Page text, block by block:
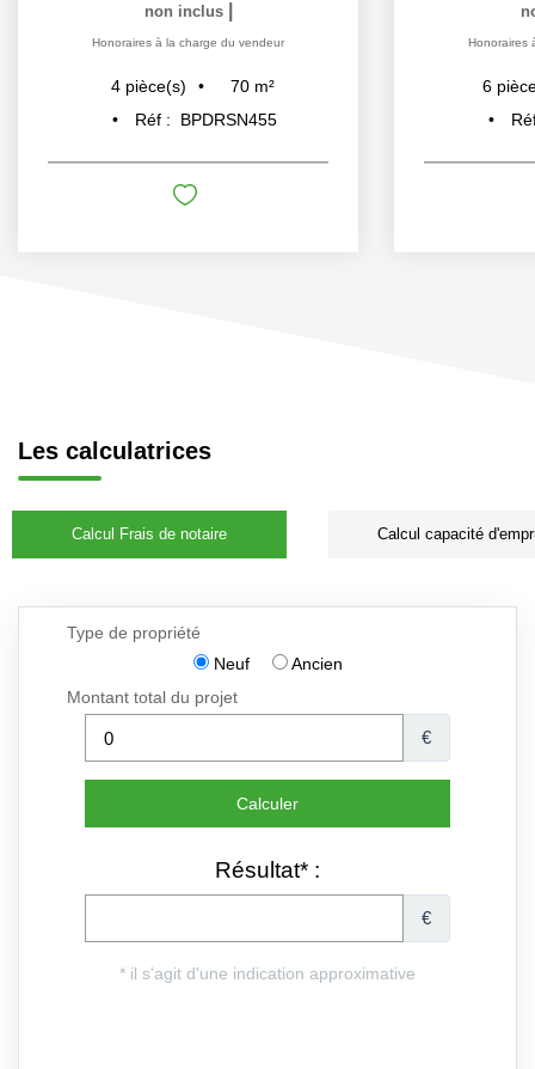
non inclus
Honoraires à la charge du vendeur
4 pièce(s) 70 m²
Réf :
BPDRSN455
Honoraires
6
Les calculatrices
Calcul Frais de notaire Calcul capacité